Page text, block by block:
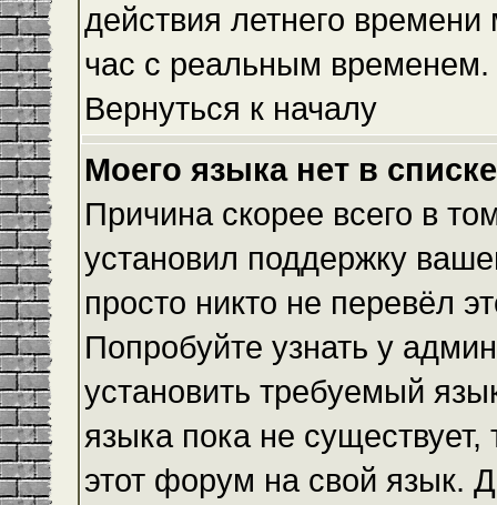
действия летнего
час с реальным временем.
Вернуться к началу
Моего языка нет в
Причина скорее всего в
установил поддержку
просто никто не перевёл
Попробуйте узнать у
установить требуемый
языка пока не
этот форум на свой язык.